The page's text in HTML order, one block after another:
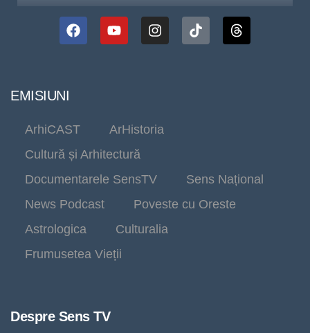
EMISIUNI
ArhiCAST
ArHistoria
Cultură și Arhitectură
Documentarele SensTV
Sens Național
News Podcast
Poveste cu Oreste
Astrologica
Culturalia
Frumusetea Vieții
Despre Sens TV